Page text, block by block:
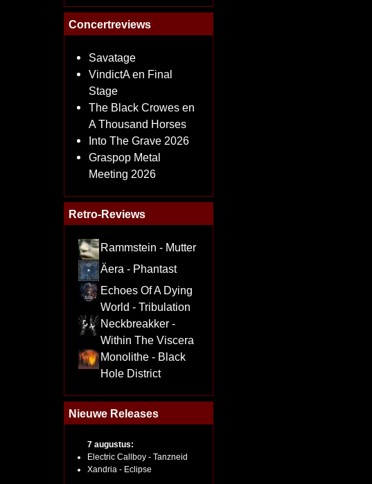
Concertreviews
Savatage
VindictA en Final
Stage
The Black Crowes en
A Thousand Horses
Into The Grave 2026
Graspop Metal
Meeting 2026
Retro-Reviews
Rammstein - Mutter
Äera - Phantast
Echoes Of A Dying
World - Tribulation
Neckbreakker -
Within The Viscera
Monolithe - Black
Hole District
Nieuwe Releases
7 augustus:
Electric Callboy - Tanzneid
Xandria - Eclipse